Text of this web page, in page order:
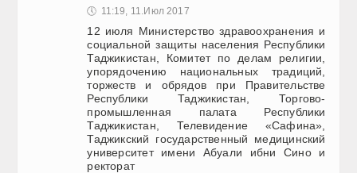
🕔 11:19, 11.Июл 2017
12 июля Министерство здравоохранения и
социальной защиты населения Республики
Таджикистан, Комитет по делам религии,
упорядочению национальных традиций,
торжеств и обрядов при Правительстве
Республики Таджикистан, Торгово-
промышленная палата Республики
Таджикистан, Телевидение «Сафина»,
Таджикский государственный медицинский
университет имени Абуали ибни Сино и
ректорат